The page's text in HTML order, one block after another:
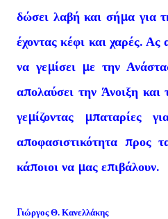
δώσει λαβή και σήμα για
έχοντας κέφι και χαρές.
να γεμίσει με την
απολαύσει την Άνοιξη και
γεμίζοντας μπαταρίες
αποφασιστικότητα προς
κάποιοι να μας επιβάλουν.
Γιώργος Θ. Κανελλάκης